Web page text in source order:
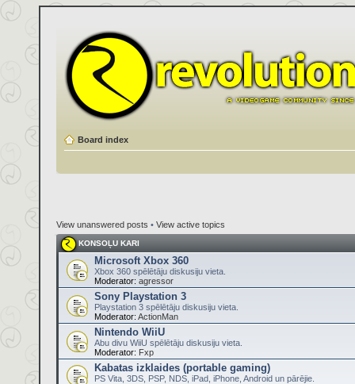
Board index
View unanswered posts • View active topics
KONSOĻU KARI
Microsoft Xbox 360
Xbox 360 spēlētāju diskusiju vieta.
Moderator: agressor
Sony Playstation 3
Playstation 3 spēlētāju diskusiju vieta.
Moderator: ActionMan
Nintendo WiiU
Abu divu WiiU spēlētāju diskusiju vieta.
Moderator: Fxp
Kabatas izklaides (portable gaming)
PS Vita, 3DS, PSP, NDS, iPad, iPhone, Android un pārējie.